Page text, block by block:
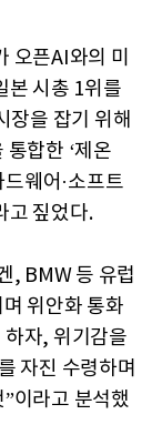
오픈AI와의 미
본 시총 1위를
장을 잡기 위해
합한 ‘제온
웨어·소프트
고 짚었다.
, BMW 등 유럽
위안화 통화
자, 위기감을
자진 수령하며
이라고 분석했